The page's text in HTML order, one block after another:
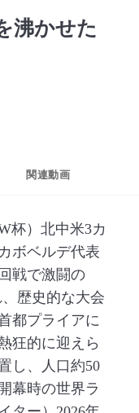
沸かせた
共有
関連動画
杯）北中米3カ
ボベルデ代表
戦で激闘の
歴史的な大会
都プライアに
狂的に迎えら
し、人口約50
幕時の世界ラ